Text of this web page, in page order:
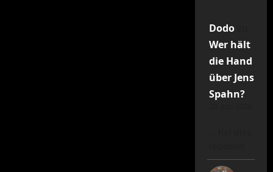
Dodozu
Wer hält
die Hand
über Jens
Spahn?